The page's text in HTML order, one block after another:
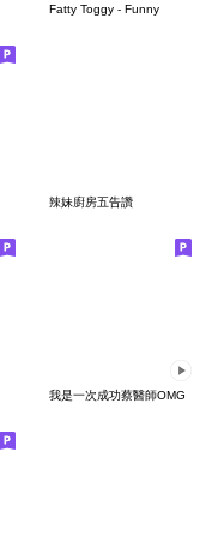
Fatty Toggy - Funny
辣妹廚房五告讚
我是一次成功蔡醫師OMG